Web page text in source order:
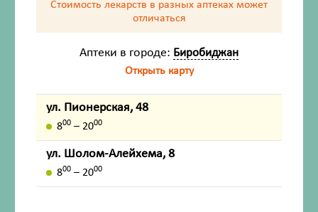
Описание
Способ применения
Противопоказания
Внешний вид товара, упаковки, может отличаться от
изображения на фотографии.
Имеются противопоказания. Перед применением
Стоимость лекарств в разных аптеках может
отличаться
Аптеки в городе: Биробиджан
Открыть карту
ул. Пионерская, 48
800 – 2000
ул. Шолом-Алейхема, 8
800 – 2000